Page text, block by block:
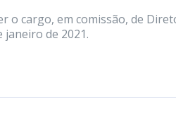
o cargo, em comissão, de
de 2021.